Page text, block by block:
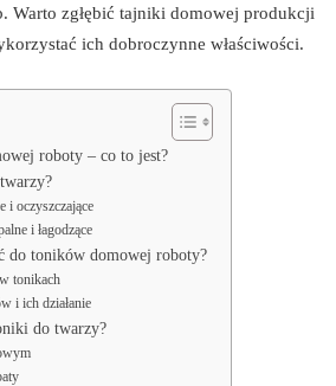
Warto zgłębić tajniki domowej produkcji
ich dobroczynne właściwości.
roboty – co to jest?
i oczyszczające
i łagodzące
do toników domowej roboty?
tonikach
i ich działanie
do twarzy?